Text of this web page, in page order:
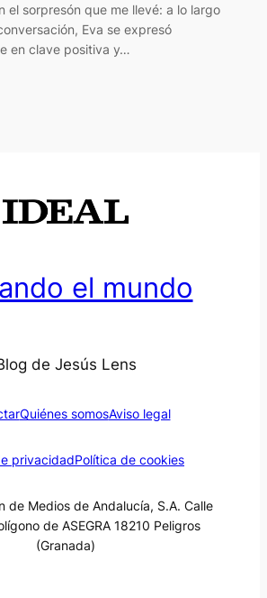
el sorpresón que me llevé: a lo largo
Eva se expresó
en clave positiva y…
el mundo
de Jesús Lens
Quiénes somosAviso legal
privacidadPolítica de cookies
de Medios de Andalucía, S.A. Calle
de ASEGRA 18210 Peligros
(Granada)